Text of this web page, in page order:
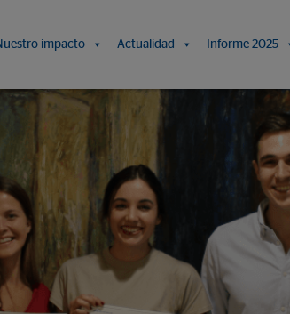
impacto Actualidad Informe 2025